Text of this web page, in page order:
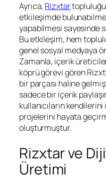
Ayrıca, Rizxtar
etkileşimde
yapabilmesi sayesinde
Bu etkileşim, hem
genel sosyal medyaya
Zamanla, içerik
köprü görevi gören
bir parçası haline
sadece bir içerik
kullanıcıların
projelerini hayata
oluşturmuştur.
Rizxtar ve
Üretimi